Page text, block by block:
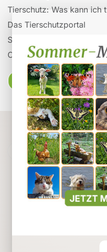
Tierschutz: Was kann ich
Das Tierschutzportal
Spenden
Organisationen auf
Powered
tieronline.ch übernimmt
Inhalt